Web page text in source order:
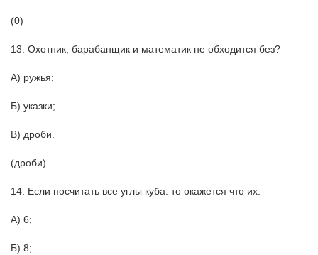
(0)
13. Охотник, барабанщик и математик не обходится без?
А) ружья;
Б) указки;
В) дроби.
(дроби)
14. Если посчитать все углы куба. то окажется что их:
А) 6;
Б) 8;